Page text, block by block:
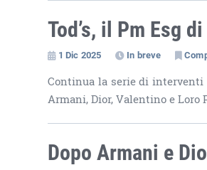
Tod’s, il Pm Esg
1 Dic 2025 In breve
Continua la serie di interventi
Armani, Dior, Valentino e Loro
Dopo Armani e